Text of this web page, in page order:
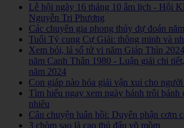
Lễ hội ngày 16 tháng 10 âm lịch - Hội
Nguyễn Tri Phương
Các chuyên gia phong thủy dự đoán
Tuổi Tý cung Cự Giải: thông minh và
Xem bói, lá số tử vi năm Giáp Thìn
năm Canh Thân 1980 - Luận giải chi
năm 2024
Con giáp nào hóa giải vận xui cho người
Tìm hiểu ngay xem ngày bánh trôi bánh
nhiêu
Câu chuyện luân hồi: Duyên phận cơm
3 chòm sao là cao thủ đấu võ mồm